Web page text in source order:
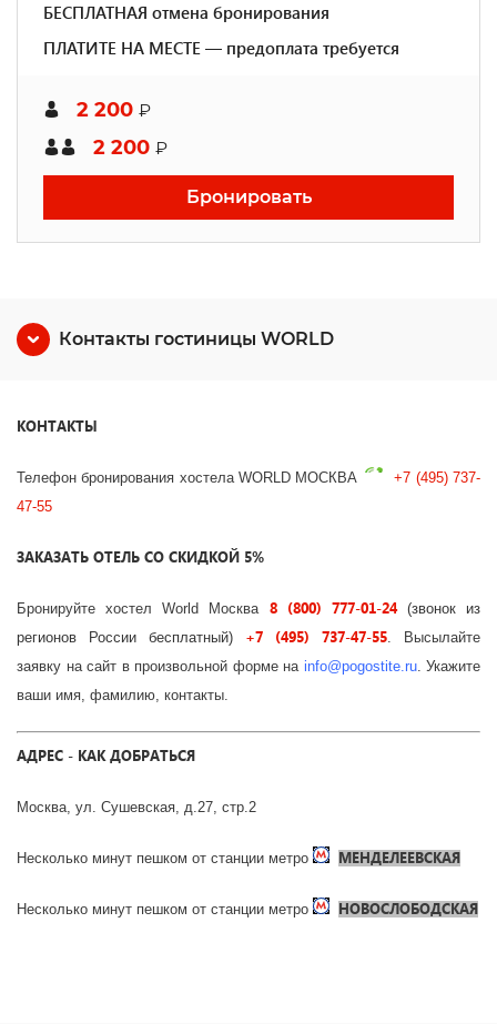
БЕСПЛАТНАЯ отмена бронирования
ПЛАТИТЕ НА МЕСТЕ — предоплата требуется
2 200 ₽
2 200 ₽
Бронировать
Контакты гостиницы WORLD
КОНТАКТЫ
Телефон бронирования хостела WORLD МОСКВА
+7 (495) 737-
47-55
ЗАКАЗАТЬ ОТЕЛЬ СО СКИДКОЙ 5%
Бронируйте хостел World Москва 8 (800) 777-01-24
(звонок из
регионов России бесплатный) +7 (495) 737-47-55. Высылайте
заявку на сайт в произвольной форме на info@pogostite.ru. Укажите
ваши имя, фамилию, контакты.
АДРЕС - КАК ДОБРАТЬСЯ
Москва, ул. Сушевская, д.27, стр.2
Несколько минут пешком от станции метро МЕНДЕЛЕЕВСКАЯ
Несколько минут пешком от станции метро НОВОСЛОБОДСКАЯ